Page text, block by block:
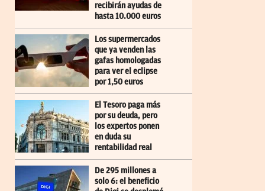
recibirán ayudas de
hasta 10.000 euros
Los supermercados
que ya venden las
gafas homologadas
para ver el eclipse
por 1,50 euros
El Tesoro paga más
por su deuda, pero
los expertos ponen
en duda su
rentabilidad real
De 295 millones a
solo 6: el beneficio